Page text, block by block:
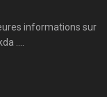
informations sur
....